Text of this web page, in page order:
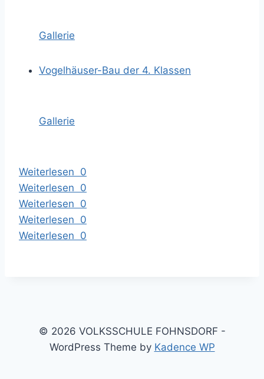
Gallerie
Vogelhäuser-Bau der 4. Klassen
Gallerie
Weiterlesen 0
Weiterlesen 0
Weiterlesen 0
Weiterlesen 0
Weiterlesen 0
© 2026 VOLKSSCHULE FOHNSDORF -
WordPress Theme by Kadence WP